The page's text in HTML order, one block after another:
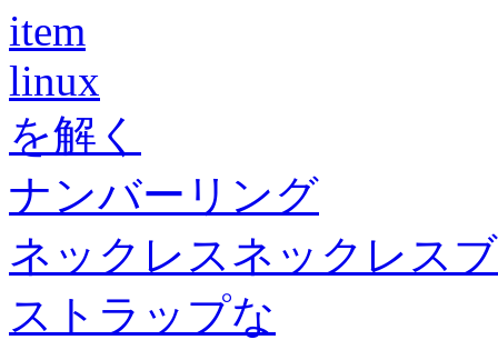
item
linux
を解く
ナンバーリング
ネックレスネックレス
ストラップな